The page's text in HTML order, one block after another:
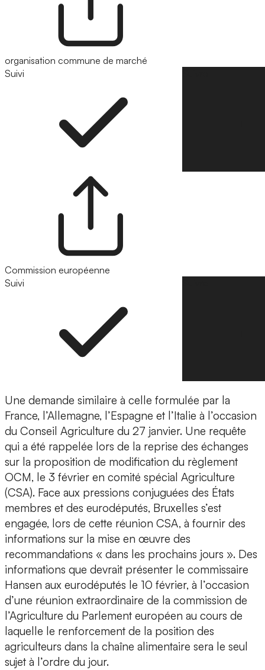
organisation commune de marché
Suivi
Commission européenne
Suivi
Une demande similaire à celle formulée par la
France, l’Allemagne, l’Espagne et l’Italie à l’occasion
du Conseil Agriculture du 27 janvier. Une requête
qui a été rappelée lors de la reprise des échanges
sur la proposition de modification du règlement
OCM, le 3 février en comité spécial Agriculture
(CSA). Face aux pressions conjuguées des États
membres et des eurodéputés, Bruxelles s’est
engagée, lors de cette réunion CSA, à fournir des
informations sur la mise en œuvre des
recommandations « dans les prochains jours ». Des
informations que devrait présenter le commissaire
Hansen aux eurodéputés le 10 février, à l’occasion
d’une réunion extraordinaire de la commission de
l’Agriculture du Parlement européen au cours de
laquelle le renforcement de la position des
agriculteurs dans la chaîne alimentaire sera le seul
sujet à l’ordre du jour.